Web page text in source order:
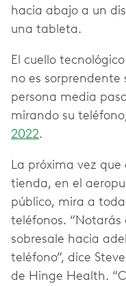
hacia abajo a un
una tableta.
El cuello
no es
persona media
mirando su
2022.
La próxima vez
tienda, en el
público, mira a
teléfonos.
sobresale hacia
teléfono”, dice
de Hinge Health.